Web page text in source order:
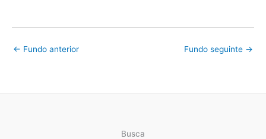
← Fundo anterior Fundo seguinte →
Busca